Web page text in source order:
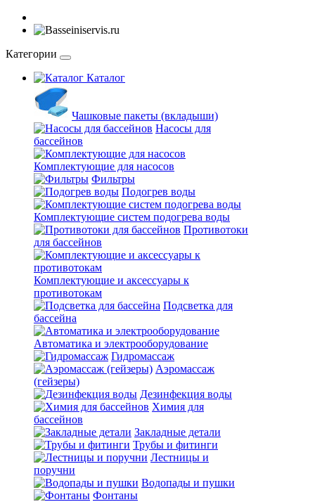
Категории
Каталог
Чашковые пакеты (вкладыши)
Насосы для
бассейнов
Комплектующие для насосов
Фильтры
Подогрев воды
Комплектующие систем подогрева воды
Противотоки
для бассейнов
Комплектующие и аксессуары к
противотокам
Подсветка для
бассейна
Автоматика и электрооборудование
Гидромассаж
Аэромассаж
(гейзеры)
Дезинфекция воды
Химия для
бассейнов
Закладные детали
Трубы и фитинги
Лестницы и
поручни
Водопады и пушки
Фонтаны